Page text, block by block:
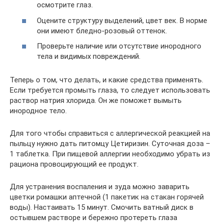
осмотрите глаз.
Оцените структуру выделений, цвет век. В норме
они имеют бледно-розовый оттенок.
Проверьте наличие или отсутствие инородного
тела и видимых повреждений.
Теперь о том, что делать, и какие средства применять.
Если требуется промыть глаза, то следует использовать
раствор натрия хлорида. Он же поможет вымыть
инородное тело.
Для того чтобы справиться с аллергической реакцией на
пыльцу нужно дать питомцу Цетиризин. Суточная доза –
1 таблетка. При пищевой аллергии необходимо убрать из
рациона провоцирующий ее продукт.
Для устранения воспаления и зуда можно заварить
цветки ромашки аптечной (1 пакетик на стакан горячей
воды). Настаивать 15 минут. Смочить ватный диск в
остывшем растворе и бережно протереть глаза